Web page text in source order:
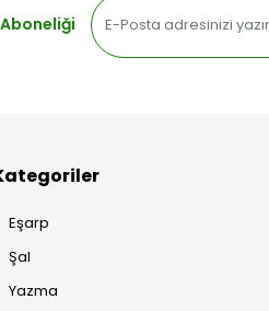
Eşarp
Şal
Yazma